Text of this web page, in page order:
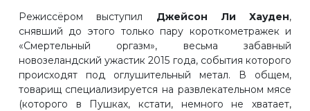
Режиссёром выступил Джейсон Ли Хауден,
снявший до этого только пару короткометражек и
«Смертельный оргазм», весьма забавный
новозеландский ужастик 2015 года, события которого
происходят под оглушительный метал. В общем,
товарищ специализируется на развлекательном мясе
(которого в Пушках, кстати, немного не хватает,